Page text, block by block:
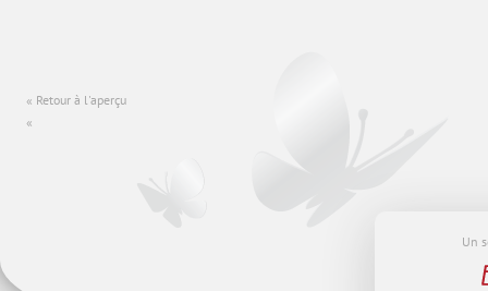
Retour à l'aperçu
Un